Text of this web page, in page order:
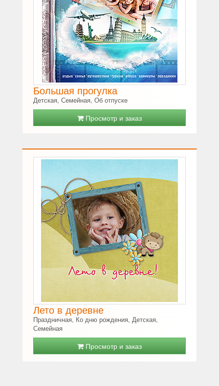
Большая прогулка
Детская, Семейная, Об отпуске
Просмотр и заказ
Лето в деревне
Праздничная, Ко дню рождения, Детская,
Семейная
Просмотр и заказ